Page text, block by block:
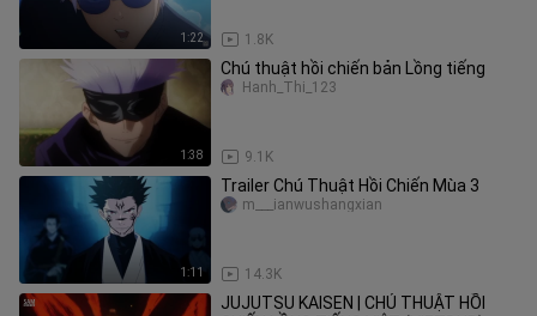
1:22 1.8K
1:38
Chú thuật hồi chiến bản Lồng tiếng
9.1K
Hanh_Thi_123
1:11
Trailer Chú Thuật Hồi Chiến Mùa 3
14.3K
m___ianwushangxian
JUJUTSU KAISEN | CHÚ THUẬT HỒI